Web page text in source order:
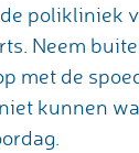
polikliniek
Neem
met de
kunnen